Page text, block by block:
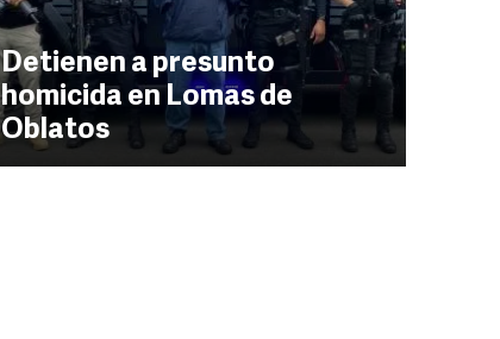
Detienen a presunto
homicida en Lomas de
Oblatos